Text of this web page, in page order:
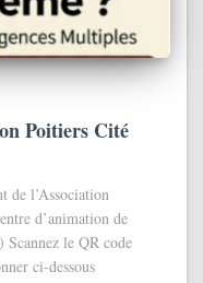
Poitiers Cité
de l’Association
d’animation de
le QR code
ci-dessous